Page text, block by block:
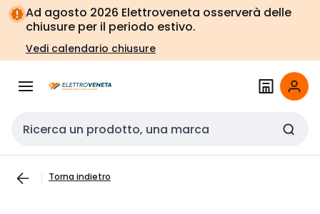
Vai alla
navigazione
Vai
alla
pagina
Ad agosto 2026 Elettroveneta osserverà delle
chiusure per il periodo estivo.
Vedi calendario chiusure
Cerca input
Torna indietro